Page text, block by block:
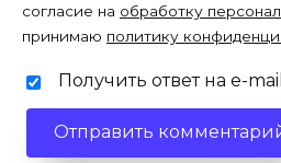
согласие на обработку
принимаю политику
Получить ответ на e-